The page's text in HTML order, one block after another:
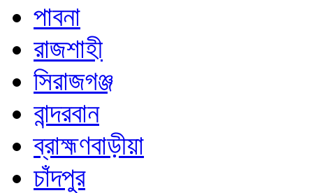
পাবনা
রাজশাহী
সিরাজগঞ্জ
বান্দরবান
ব্রাহ্মণবাড়ীয়া
চাঁদপুর